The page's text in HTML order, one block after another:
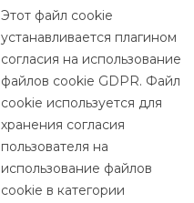
Этот файл cookie
устанавливается плагином
согласия на использование
файлов cookie GDPR. Файл
cookie используется для
хранения согласия
пользователя на
использование файлов
cookie в категории